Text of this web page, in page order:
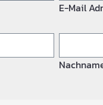
E-Mail